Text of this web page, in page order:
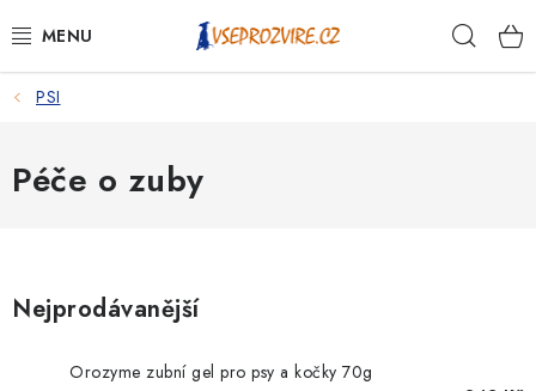
na
PSI
KOČKY
PSI
Péče o zuby
Nejprodávanější
Orozyme zubní gel pro psy a kočky 70g